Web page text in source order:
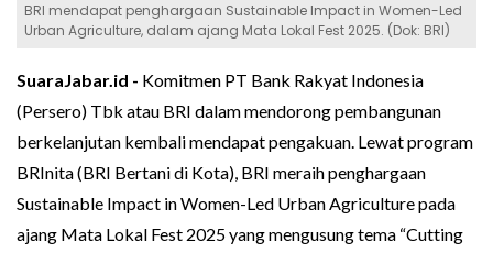
BRI mendapat penghargaan Sustainable Impact in Women-Led
Urban Agriculture, dalam ajang Mata Lokal Fest 2025. (Dok: BRI)
SuaraJabar.id - Komitmen PT Bank Rakyat Indonesia
(Persero) Tbk atau BRI dalam mendorong pembangunan
berkelanjutan kembali mendapat pengakuan. Lewat program
BRInita (BRI Bertani di Kota), BRI meraih penghargaan
Sustainable Impact in Women-Led Urban Agriculture pada
ajang Mata Lokal Fest 2025 yang mengusung tema “Cutting